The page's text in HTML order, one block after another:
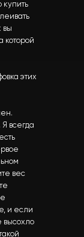
купить
вы
которой
этих
Я всегда
вес
и если
высохло